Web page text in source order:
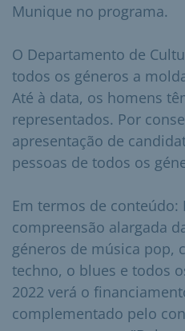
Munique no programa.
O Departamento de
todos os géneros a
Até à data, os homens
representados. Por
apresentação de
pessoas de todos os
Em termos de conteúdo:
compreensão alargada
géneros de música pop,
techno, o blues e todos
2022 verá o
complementado pelo